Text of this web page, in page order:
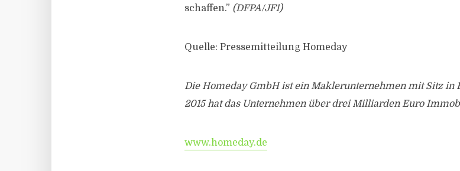
schaffen.” (DFPA/JF1)
Quelle: Pressemitteilung Homeday
Die Homeday GmbH ist ein Maklerunternehmen mit Sitz in
2015 hat das Unternehmen über drei Milliarden Euro
www.homeday.de